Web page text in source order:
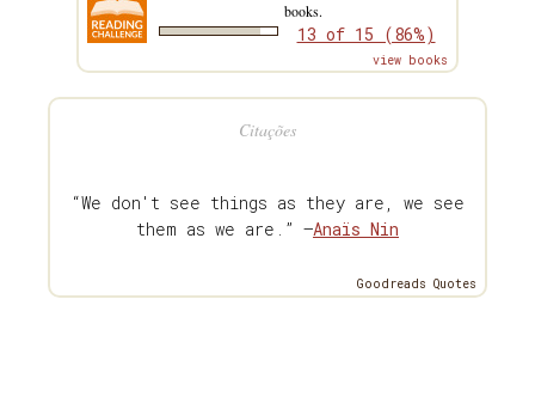
books.
13 of 15 (86%)
view books
Citações
“We don't see things as they are, we see
them as we are.” —Anaïs Nin
Goodreads Quotes